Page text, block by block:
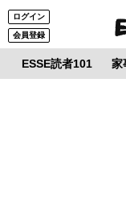
ログイン
会員登録
ESSE読者101 家